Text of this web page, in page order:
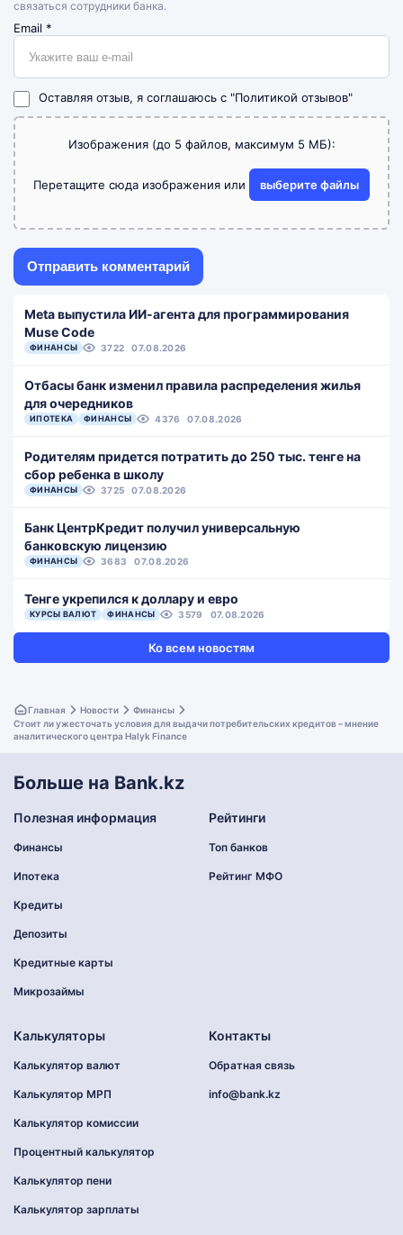
связаться сотрудники банка.
Email *
Оставляя отзыв, я соглашаюсь с "Политикой отзывов"
Изображения (до 5 файлов, максимум 5 МБ):
Перетащите сюда изображения или выберите файлы
Meta выпустила ИИ-агента для программирования
Muse Code
ФИНАНСЫ 3722 07.08.2026
Отбасы банк изменил правила распределения жилья
для очередников
ИПОТЕКА ФИНАНСЫ 4376 07.08.2026
Родителям придется потратить до 250 тыс. тенге на
сбор ребенка в школу
ФИНАНСЫ 3725 07.08.2026
Банк ЦентрКредит получил универсальную
банковскую лицензию
ФИНАНСЫ 3683 07.08.2026
Тенге укрепился к доллару и евро
КУРСЫ ВАЛЮТ ФИНАНСЫ 3579 07.08.2026
Ко всем новостям
Главная Новости
Финансы
Стоит ли ужесточать условия для выдачи потребительских кредитов – мнение
аналитического центра Halyk Finance
Больше на Bank.kz
Полезная информация
Финансы
Ипотека
Кредиты
Депозиты
Кредитные карты
Микрозаймы
Рейтинги
Топ банков
Рейтинг МФО
Калькуляторы
Калькулятор валют
Калькулятор МРП
Калькулятор комиссии
Процентный калькулятор
Калькулятор пени
Калькулятор зарплаты
Контакты
Обратная связь
info@bank.kz